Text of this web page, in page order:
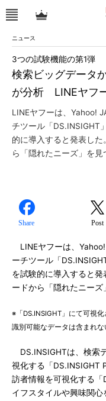
ニュース
検索ビッグデータ
が分析 LINEヤフ
3つの試験機能の第1弾
LINEヤフーは、Yahoo!
チツール「DS.INSIGHT
的に導入すると発表し
ら「隠れたニーズ」を見
Share Post
LINEヤフーは、
ーチツール「
を試験的に導入すると
ードから「隠れたニーズ
※「DS.INSIGHT」にて可視
識別可能なデータは含まれな
DS.INSIGHTは、検索
視化する「DS.INSIGHT
訪者情報を可視化する
イフスタイルや興味関